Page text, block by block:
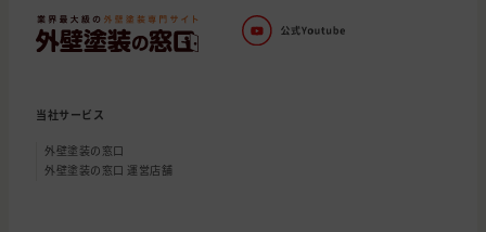
当社サービス
外壁塗装の窓口
外壁塗装の窓口 運営店舗